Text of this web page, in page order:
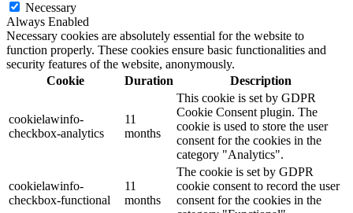
Necessary
Always Enabled
Necessary cookies are absolutely essential for the website to
function properly. These cookies ensure basic functionalities and
security features of the website, anonymously.
Cookie
Duration Description
cookielawinfo-
checkbox-analytics
11
months
This cookie is set by GDPR
Cookie Consent plugin. The
cookie is used to store the user
consent for the cookies in the
category "Analytics".
cookielawinfo-
checkbox-functional
11
months
The cookie is set by GDPR
cookie consent to record the user
consent for the cookies in the